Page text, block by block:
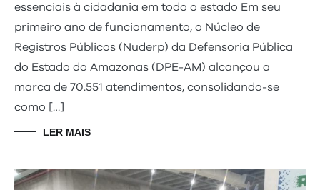
essenciais à cidadania em todo o estado Em seu
primeiro ano de funcionamento, o Núcleo de
Registros Públicos (Nuderp) da Defensoria Pública
do Estado do Amazonas (DPE-AM) alcançou a
marca de 70.551 atendimentos, consolidando-se
como […]
LER MAIS